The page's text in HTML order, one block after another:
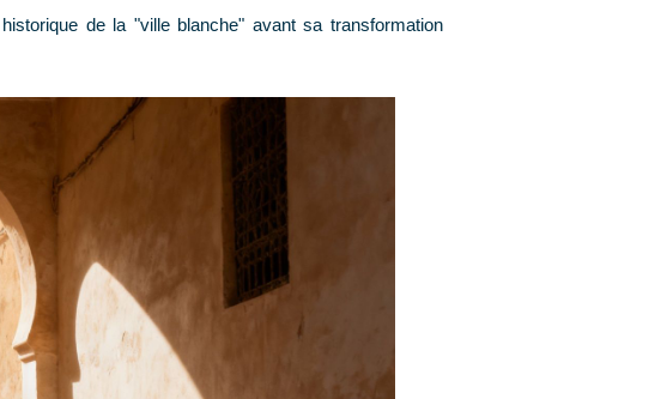
de la "ville blanche" avant sa transformation